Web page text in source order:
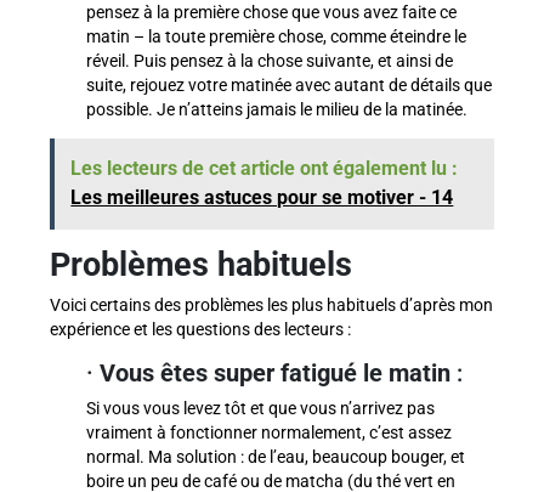
pensez à la première chose que vous avez faite ce
matin – la toute première chose, comme éteindre le
réveil. Puis pensez à la chose suivante, et ainsi de
suite, rejouez votre matinée avec autant de détails que
possible. Je n’atteins jamais le milieu de la matinée.
Les lecteurs de cet article ont également lu :
Les meilleures astuces pour se motiver - 14
Problèmes habituels
Voici certains des problèmes les plus habituels d’après mon
expérience et les questions des lecteurs :
· Vous êtes super fatigué le matin:
Si vous vous levez tôt et que vous n’arrivez pas
vraiment à fonctionner normalement, c’est assez
normal. Ma solution : de l’eau, beaucoup bouger, et
boire un peu de café ou de matcha (du thé vert en